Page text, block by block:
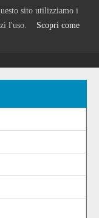
sito utilizziamo i
l'uso. Scopri come